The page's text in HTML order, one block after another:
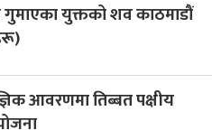
गुमाएका युक्तको शव काठमाडौं
आवरणमा तिब्बत पक्षीय